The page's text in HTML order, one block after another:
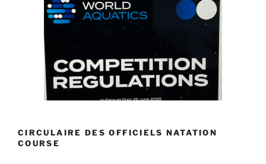
CIRCULAIRE DES OFFICIELS NATATION
COURSE